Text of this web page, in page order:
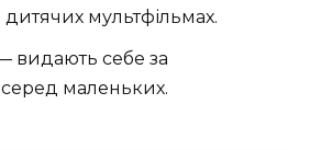
дитячих мультфільмах.
видають себе за
серед маленьких.